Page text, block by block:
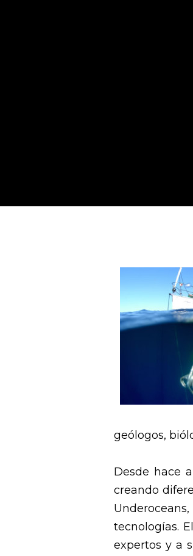
geólogos,
Desde hace
creando
tecnologías.
expertos y a